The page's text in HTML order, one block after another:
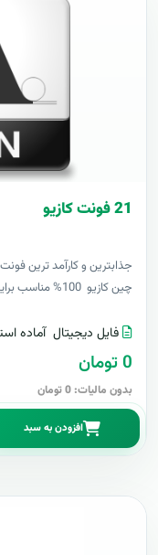
21 فونت کازيو
چين کازيو 100% مناسب برايطراحا..
فایل دیجیتال آماده
0 تومان
بدون مالیات: 0 تومان
افزودن به سبد